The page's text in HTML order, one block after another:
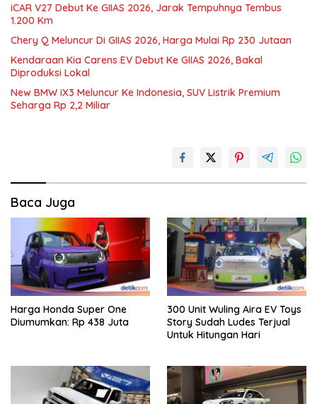
iCAR V27 Debut Ke GIIAS 2026, Jarak Tempuhnya Tembus
1.200 Km
Chery Q Meluncur Di GIIAS 2026, Harga Mulai Rp 230 Jutaan
Kendaraan Kia Carens EV Debut Ke GIIAS 2026, Bakal
Diproduksi Lokal
New BMW iX3 Meluncur Ke Indonesia, SUV Listrik Premium
Seharga Rp 2,2 Miliar
Baca Juga
Harga Honda Super One
Diumumkan: Rp 438 Juta
300 Unit Wuling Aira EV Toys
Story Sudah Ludes Terjual
Untuk Hitungan Hari